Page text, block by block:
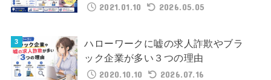
2021.01.10
2026.05.05
ハローワークに嘘の求人詐欺やブラ
ック企業が多い３つの理由
2020.10.10
2026.07.16